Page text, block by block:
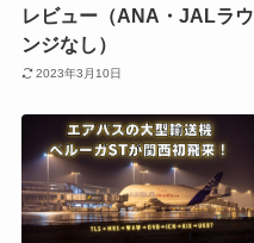
レビュー（ANA・JALラウ
ンジなし）
2023年3月10日